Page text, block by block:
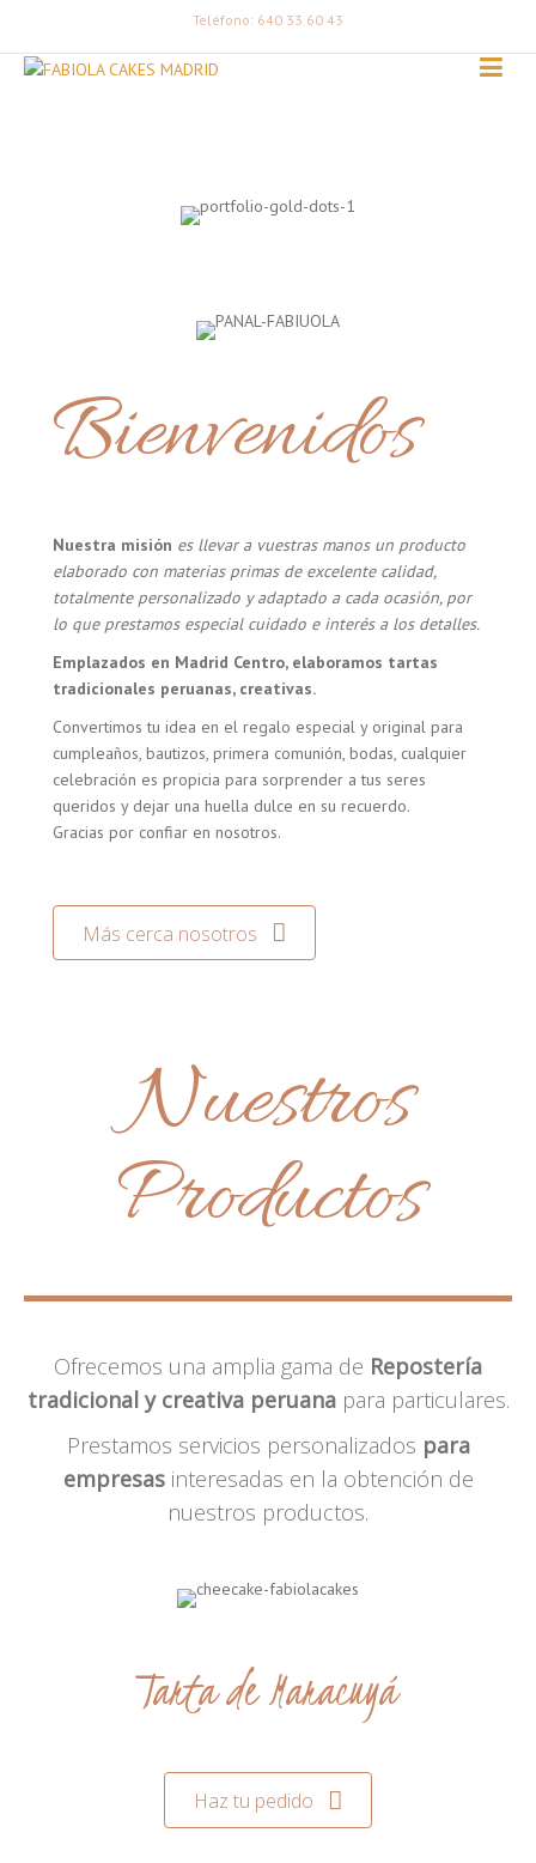
Teléfono: 640 33 60 43
Bienvenidos
Nuestra misión es llevar a vuestras manos un producto
elaborado con materias primas de excelente calidad,
totalmente personalizado y adaptado a cada ocasión, por
lo que prestamos especial cuidado e interés a los detalles.
Emplazados en Madrid Centro, elaboramos tartas
tradicionales peruanas, creativas.
Convertimos tu idea en el regalo especial y original para
cumpleaños, bautizos, primera comunión, bodas, cualquier
celebración es propicia para sorprender a tus seres
queridos y dejar una huella dulce en su recuerdo.
Gracias por confiar en nosotros.
Más cerca nosotros
Nuestros
Productos
Ofrecemos una amplia gama de Repostería
tradicional y creativa peruanapara particulares.
Prestamos servicios personalizados para
empresasinteresadas en la obtención de
nuestros productos.
Tarta de Maracuyá
Haz tu pedido